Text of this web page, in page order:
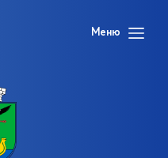
Меню